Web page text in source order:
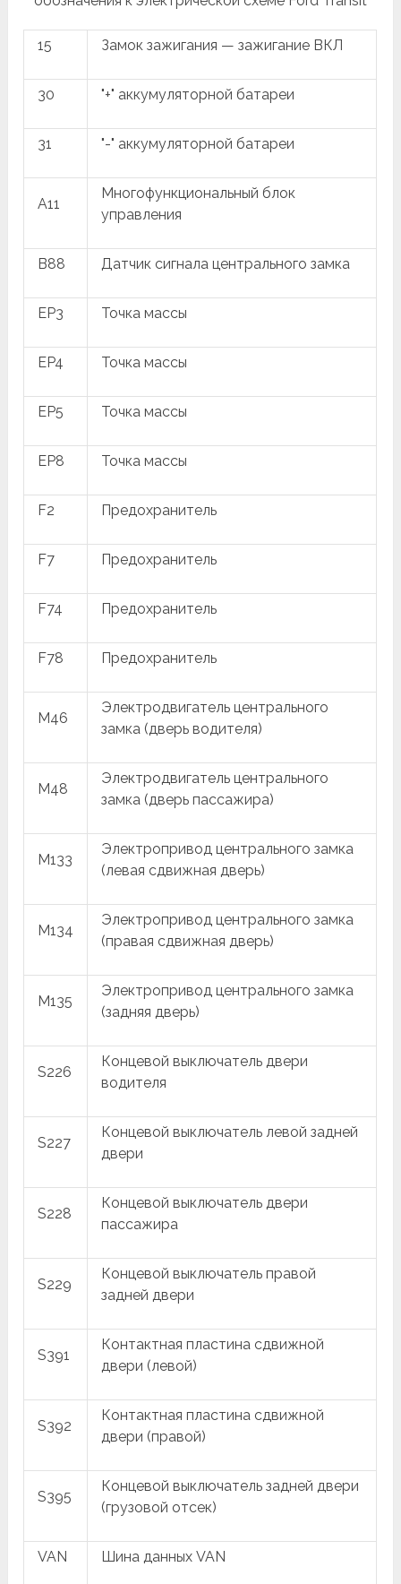
15 Замок зажигания — зажигание ВКЛ
30 "+" аккумуляторной батареи
31 "-" аккумуляторной батареи
A11
Многофункциональный блок
управления
B88 Датчик сигнала центрального замка
EP3 Точка массы
EP4 Точка массы
EP5 Точка массы
EP8 Точка массы
F2 Предохранитель
F7 Предохранитель
F74 Предохранитель
F78 Предохранитель
M46
Электродвигатель центрального
замка (дверь водителя)
M48
Электродвигатель центрального
замка (дверь пассажира)
M133
Электропривод центрального замка
(левая сдвижная дверь)
M134
Электропривод центрального замка
(правая сдвижная дверь)
M135
Электропривод центрального замка
(задняя дверь)
S226
Концевой выключатель двери
водителя
S227
Концевой выключатель левой задней
двери
S228
Концевой выключатель двери
пассажира
S229
Концевой выключатель правой
задней двери
S391
Контактная пластина сдвижной
двери (левой)
S392
Контактная пластина сдвижной
двери (правой)
S395
Концевой выключатель задней двери
(грузовой отсек)
VAN Шина данных VAN